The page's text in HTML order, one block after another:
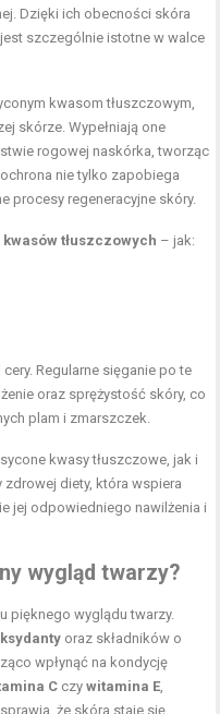
Dzięki ich obecności skóra
szczególnie istotne w walce
kwasom tłuszczowym,
skórze. Wypełniają one
rogowej naskórka, tworząc
nie tylko zapobiega
procesy regeneracyjne skóry.
tłuszczowych – jak:
Regularne sięganie po te
oraz sprężystość skóry, co
plam i zmarszczek.
kwasy tłuszczowe, jak i
zdrowej diety, która wspiera
jej odpowiedniego nawilżenia i
wygląd twarzy?
pięknego wyglądu twarzy.
oraz składników o
wpłynąć na kondycję
C czywitamina E,
że skóra staje się